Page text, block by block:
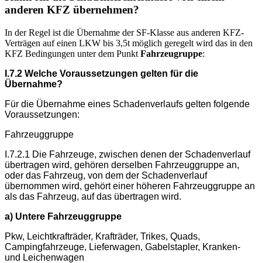
anderen KFZ übernehmen?
In der Regel ist die Übernahme der SF-Klasse aus anderen KFZ-
Verträgen auf einen LKW bis 3,5t möglich geregelt wird das in den
KFZ Bedingungen unter dem Punkt Fahrzeugruppe:
I.7.2 Welche Voraussetzungen gelten für die
Übernahme?
Für die Übernahme eines Schadenverlaufs gelten folgende
Voraussetzungen:
Fahrzeuggruppe
I.7.2.1 Die Fahrzeuge, zwischen denen der Schadenverlauf
übertragen wird, gehören derselben Fahrzeuggruppe an,
oder das Fahrzeug, von dem der Schadenverlauf
übernommen wird, gehört einer höheren Fahrzeuggruppe an
als das Fahrzeug, auf das übertragen wird.
a) Untere Fahrzeuggruppe
Pkw, Leichtkrafträder, Krafträder, Trikes, Quads,
Campingfahrzeuge, Lieferwagen, Gabelstapler, Kranken-
und Leichenwagen